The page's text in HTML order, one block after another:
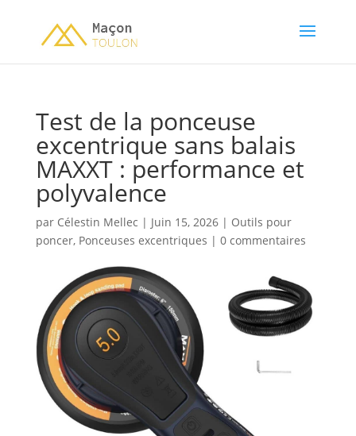
Test de la ponceuse
excentrique sans balais
MAXXT : performance et
polyvalence
par Célestin Mellec | Juin 15, 2026| Outils pour
poncer, Ponceuses excentriques | 0 commentaires